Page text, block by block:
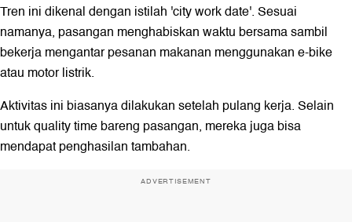
Tren ini dikenal dengan istilah 'city work date'. Sesuai
namanya, pasangan menghabiskan waktu bersama sambil
bekerja mengantar pesanan makanan menggunakan e-bike
atau motor listrik.
Aktivitas ini biasanya dilakukan setelah pulang kerja. Selain
untuk quality time bareng pasangan, mereka juga bisa
mendapat penghasilan tambahan.
ADVERTISEMENT